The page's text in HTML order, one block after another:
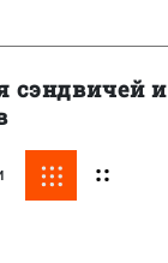
сэндвичей и